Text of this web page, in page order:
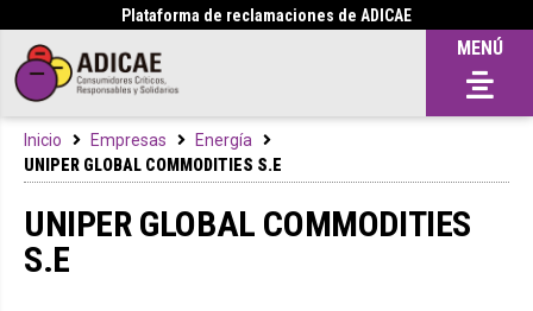
Plataforma de reclamaciones de ADICAE
MENÚ
Inicio Empresas
Energía
UNIPER GLOBAL COMMODITIES S.E
UNIPER GLOBAL COMMODITIES
S.E